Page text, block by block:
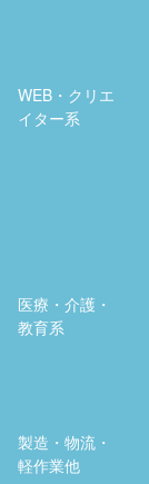
WEB・クリエ
イター系
医療・介護・
教育系
製造・物流・
軽作業他